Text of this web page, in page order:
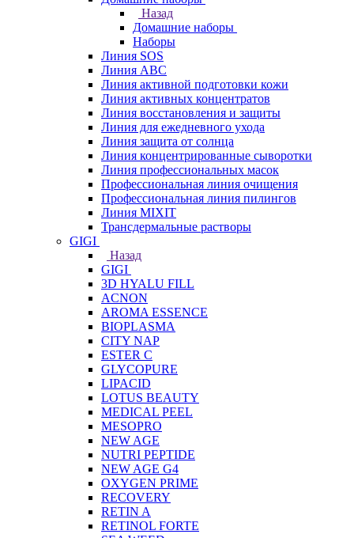
Назад
Домашние наборы
Наборы
Линия SOS
Линия АВС
Линия активной подготовки кожи
Линия активных концентратов
Линия восстановления и защиты
Линия для ежедневного ухода
Линия защита от солнца
Линия концентрированные сыворотки
Линия профессиональных масок
Профессиональная линия очищения
Профессиональная линия пилингов
Линия MIXIT
Трансдермальные растворы
GIGI
Назад
GIGI
3D HYALU FILL
ACNON
AROMA ESSENCE
BIOPLASMA
CITY NAP
ESTER C
GLYCOPURE
LIPACID
LOTUS BEAUTY
MEDICAL PEEL
MESOPRO
NEW AGE
NUTRI PEPTIDE
NEW AGE G4
OXYGEN PRIME
RECOVERY
RETIN A
RETINOL FORTE